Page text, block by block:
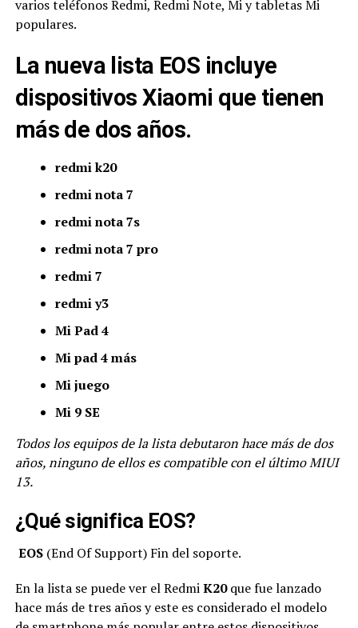
varios teléfonos Redmi, Redmi Note, Mi y tabletas Mi
populares.
La nueva lista EOS incluye
dispositivos Xiaomi que tienen
más de dos años.
redmi k20
redmi nota 7
redmi nota 7s
redmi nota 7 pro
redmi 7
redmi y3
Mi Pad 4
Mi pad 4 más
Mi juego
Mi 9 SE
Todos los equipos de la lista debutaron hace más de dos
años, ninguno de ellos es compatible con el último MIUI
13.
¿Qué significa EOS?
EOS(End Of Support) Fin del soporte.
En la lista se puede ver el RedmiK20que fue lanzado
hace más de tres años y este es considerado el modelo